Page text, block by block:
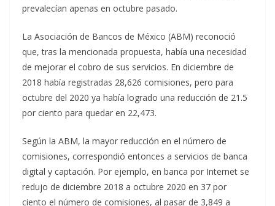
prevalecían apenas en octubre pasado.
La Asociación de Bancos de México (ABM) reconoció
que, tras la mencionada propuesta, había una necesidad
de mejorar el cobro de sus servicios. En diciembre de
2018 había registradas 28,626 comisiones, pero para
octubre del 2020 ya había logrado una reducción de 21.5
por ciento para quedar en 22,473.
Según la ABM, la mayor reducción en el número de
comisiones, correspondió entonces a servicios de banca
digital y captación. Por ejemplo, en banca por Internet se
redujo de diciembre 2018 a octubre 2020 en 37 por
ciento el número de comisiones, al pasar de 3,849 a